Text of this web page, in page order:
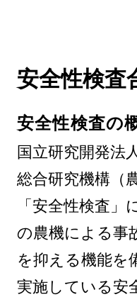
安全性検査
安全性検査の
国立研究開発法
総合研究機構（
「安全性検査
の農機による事
を抑える機能を
実施している安